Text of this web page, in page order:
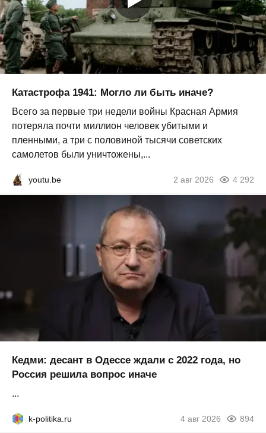
Катастрофа 1941: Могло ли быть иначе?
Всего за первые три недели войны Красная Армия
потеряла почти миллион человек убитыми и
пленными, а три с половиной тысячи советских
самолетов были уничтожены,...
youtu.be 2 авг 2026 4 292
Кедми: десант в Одессе ждали с 2022 года, но
Россия решила вопрос иначе
...
k-politika.ru 4 авг 2026 894